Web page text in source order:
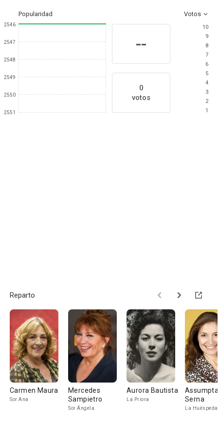
Popularidad Votos
2546
2547
2548
2549
2550
2551
--
0
votos
10
9
8
7
6
5
4
3
2
1
Reparto
Carmen Maura
Sor Ana
Mercedes
Sampietro
Sor Ángela
Aurora Bautista
La Priora
Serna
La Huéspeda